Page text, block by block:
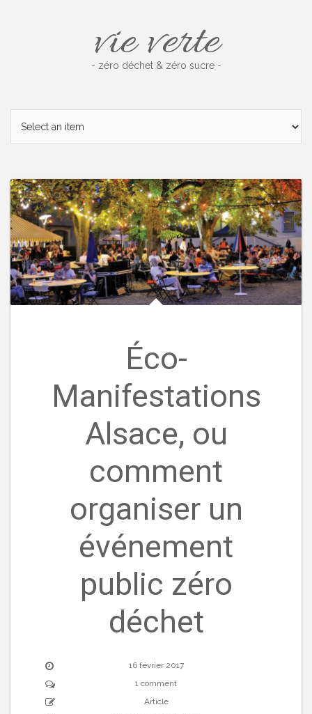
vie verte
- zéro déchet & zéro sucre -
Éco-
Manifestations
Alsace, ou
comment
organiser un
événement
public zéro
déchet
16 février 2017
1 comment
Article